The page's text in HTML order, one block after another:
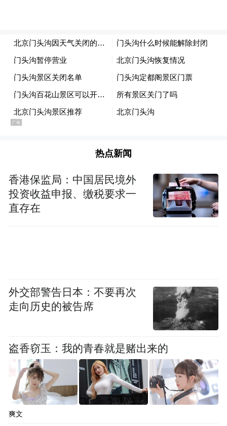
热点新闻
香港保监局：中国居民境外
投资收益申报、缴税要求一
直存在
外交部警告日本：不要再次
走向历史的被告席
盗香窃玉：我的青春就是赌出来的
爽文